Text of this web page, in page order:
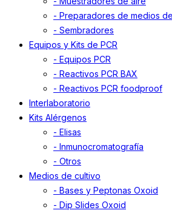
- Preparadores de medios
- Sembradores
Equipos y Kits de PCR
- Equipos PCR
- Reactivos PCR BAX
- Reactivos PCR foodproof
Interlaboratorio
Kits Alérgenos
- Elisas
- Inmunocromatografía
- Otros
Medios de cultivo
- Bases y Peptonas Oxoid
- Dip Slides Oxoid